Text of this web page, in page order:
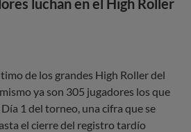
luchan en el High Roller
de los grandes High Roller del
ya son 305 jugadores los que
1 del torneo, una cifra que se
el cierre del registro tardío